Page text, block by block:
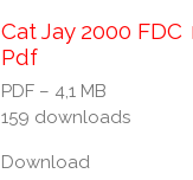
Cat Jay 2000
Pdf
PDF – 4,1 MB
159 downloads
Download